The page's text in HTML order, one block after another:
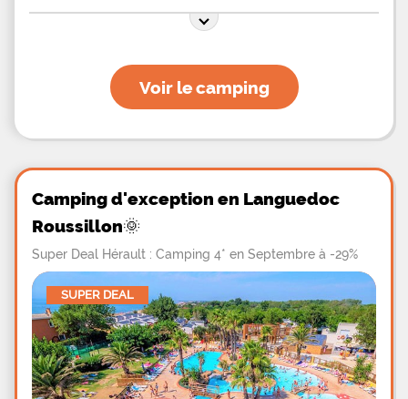
également de partir à la découverte du Poitou
dont la richesse du patrimoine historique et la
Voir le camping
Camping d'exception en Languedoc
Roussillon🌞
Super Deal Hérault : Camping 4* en Septembre à -29%
SUPER DEAL